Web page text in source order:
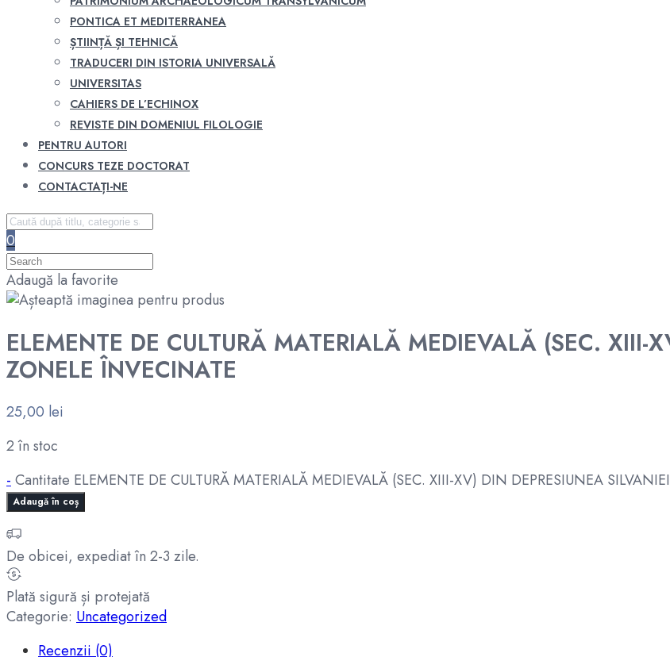
PONTICA ET MEDITERRANEA
ȘTIINȚĂ ȘI TEHNICĂ
TRADUCERI DIN ISTORIA UNIVERSALĂ
UNIVERSITAS
CAHIERS DE L’ECHINOX
REVISTE DIN DOMENIUL FILOLOGIE
PENTRU AUTORI
CONCURS TEZE DOCTORAT
CONTACTAȚI-NE
0
Adaugă la favorite
ELEMENTE DE CULTURĂ MATERIALĂ MEDIEVALĂ (SEC. XIII-
ZONELE ÎNVECINATE
25,00 lei
2 în stoc
-Cantitate ELEMENTE DE CULTURĂ MATERIALĂ MEDIEVALĂ (SEC. XIII-XV) DIN DEPRESIUNEA
Adaugă în coș
De obicei, expediat în 2-3 zile.
Plată sigură și protejată
Categorie: Uncategorized
Recenzii (0)